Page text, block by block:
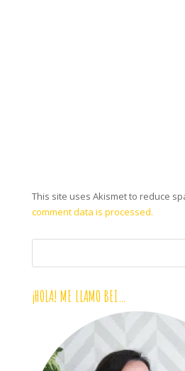
This site uses Akismet to reduce
comment data is processed.
¡HOLA! ME LLAMO BEI…